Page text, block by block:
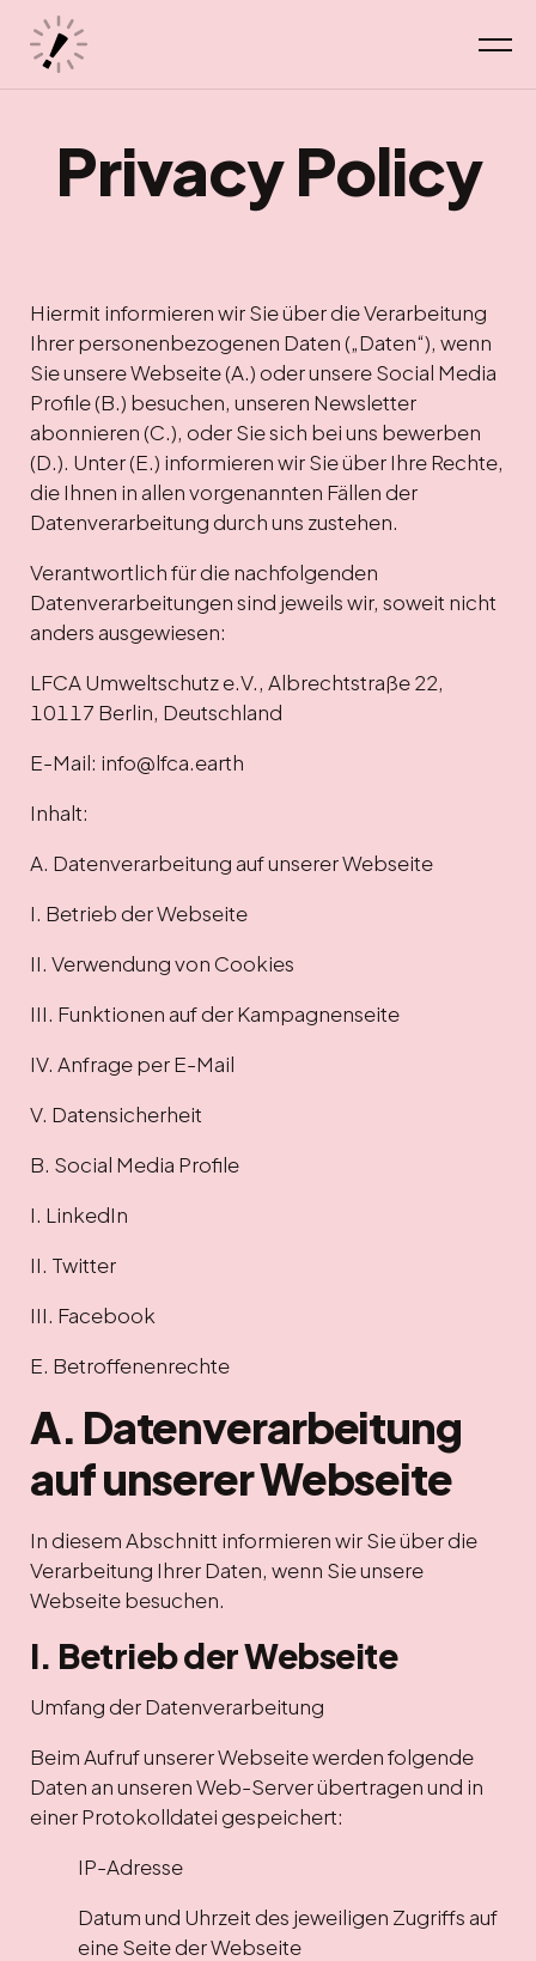
Privacy Policy
Hiermit informieren wir Sie über die Verarbeitung
Ihrer personenbezogenen Daten („Daten“), wenn
Sie unsere Webseite (A.) oder unsere Social Media
Profile (B.) besuchen, unseren Newsletter
abonnieren (C.), oder Sie sich bei uns bewerben
(D.). Unter (E.) informieren wir Sie über Ihre Rechte,
die Ihnen in allen vorgenannten Fällen der
Datenverarbeitung durch uns zustehen.
Verantwortlich für die nachfolgenden
Datenverarbeitungen sind jeweils wir, soweit nicht
anders ausgewiesen:
LFCA Umweltschutz e.V., Albrechtstraße 22,
10117 Berlin, Deutschland
E-Mail: info@lfca.earth
Inhalt:
A. Datenverarbeitung auf unserer Webseite
I. Betrieb der Webseite
II. Verwendung von Cookies
III. Funktionen auf der Kampagnenseite
IV. Anfrage per E-Mail
V. Datensicherheit
B. Social Media Profile
I. LinkedIn
II. Twitter
III. Facebook
E. Betroffenenrechte
A. Datenverarbeitung
auf unserer Webseite
In diesem Abschnitt informieren wir Sie über die
Verarbeitung Ihrer Daten, wenn Sie unsere
Webseite besuchen.
I. Betrieb der Webseite
Umfang der Datenverarbeitung
Beim Aufruf unserer Webseite werden folgende
Daten an unseren Web-Server übertragen und in
einer Protokolldatei gespeichert:
IP-Adresse
Datum und Uhrzeit des jeweiligen Zugriffs auf
eine Seite der Webseite